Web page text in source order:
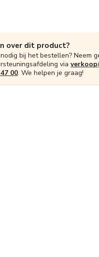
over dit product?
bij het bestellen? Neem
via
00. We helpen je graag!